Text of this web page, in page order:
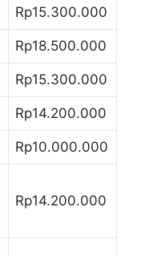
Rp15.300.000
Rp18.500.000
Rp15.300.000
Rp14.200.000
Rp10.000.000
Rp14.200.000